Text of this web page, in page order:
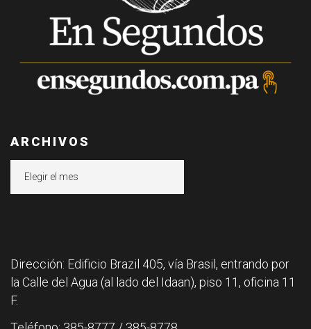
ARCHIVOS
Dirección: Edificio Brazil 405, vía Brasil, entrando por
la Calle del Agua (al lado del Idaan), piso 11, oficina 11
F.